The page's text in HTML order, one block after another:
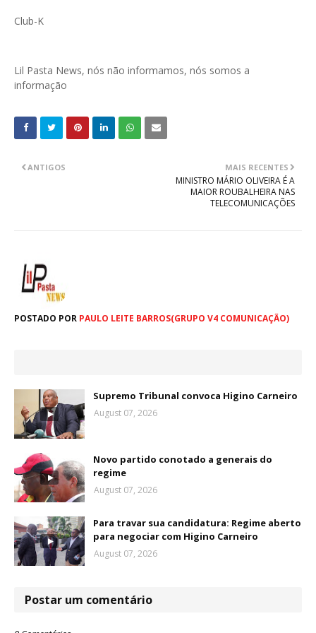
Club-K
Lil Pasta News, nós não informamos, nós somos a
informação
MAIS RECENTES
MINISTRO MÁRIO OLIVEIRA É A
MAIOR ROUBALHEIRA NAS
TELECOMUNICAÇÕES
ANTIGOS
POSTADO POR PAULO LEITE BARROS(GRUPO V4 COMUNICAÇÃO)
Supremo Tribunal convoca Higino Carneiro
August 07, 2026
Novo partido conotado a generais do
regime
August 07, 2026
Para travar sua candidatura: Regime aberto
para negociar com Higino Carneiro
August 07, 2026
Postar um comentário